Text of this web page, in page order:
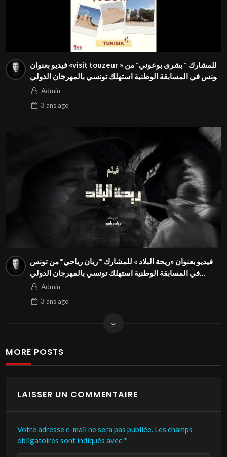
فيديو بعنوان «visit touzeur » للمشارك * بشرى بوعوني* من
تونس في المسابقة الوطنية استهلك تونسي بالمهرجان الدولي
Season3 FIVS
Admin
3 ansago
فيديو بعنوان «ريحة البلاد » للمشارك * ريان رياحي* من تونس
في المسابقة الوطنية استهلك تونسي بالمهرجان الدولي
Season3 FIVS
Admin
3 ansago
MORE POSTS
LAISSER UN COMMENTAIRE
Votre adresse e-mail ne sera pas publiée. Les champs
obligatoires sont indiqués avec *